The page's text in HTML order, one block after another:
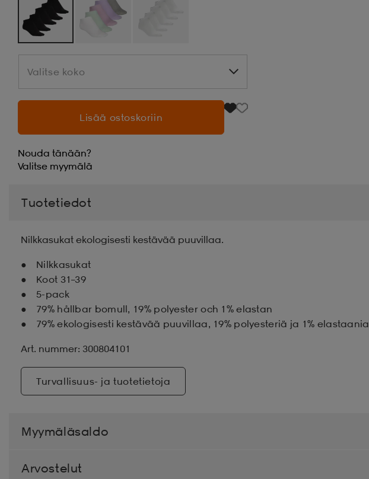
Valitse koko
Valitse koko
Lisää ostoskoriin
Nouda tänään?
Valitse myymälä
Tuotetiedot
Nilkkasukat ekologisesti kestävää puuvillaa.
Nilkkasukat
Koot 31–39
5-pack
79% hållbar bomull, 19% polyester och 1% elastan
79% ekologisesti kestävää puuvillaa, 19% polyesteriä ja 1% elastaania
Art. nummer: 300804101
Turvallisuus- ja tuotetietoja
Myymäläsaldo
Arvostelut